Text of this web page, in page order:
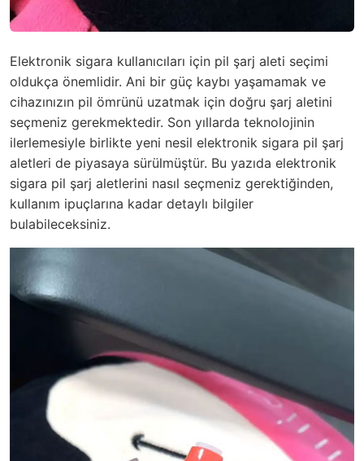
Elektronik sigara kullanıcıları için pil şarj aleti seçimi
oldukça önemlidir. Ani bir güç kaybı yaşamamak ve
cihazınızın pil ömrünü uzatmak için doğru şarj aletini
seçmeniz gerekmektedir. Son yıllarda teknolojinin
ilerlemesiyle birlikte yeni nesil elektronik sigara pil şarj
aletleri de piyasaya sürülmüştür. Bu yazıda elektronik
sigara pil şarj aletlerini nasıl seçmeniz gerektiğinden,
kullanım ipuçlarına kadar detaylı bilgiler
bulabileceksiniz.